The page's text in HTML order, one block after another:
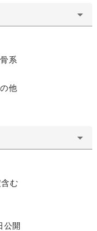
系
他
む
公開